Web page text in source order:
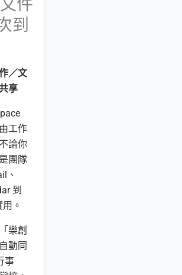
件
到
／文
享
工作
論你
團隊
、
到
。
樂創
動同
事